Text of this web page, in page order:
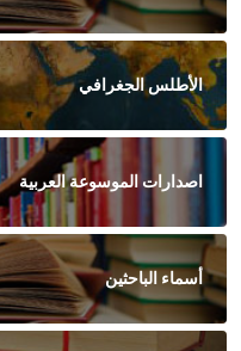
الأطلس الجغرافي
اصدارات الموسوعة العربية
أسماء الباحثين